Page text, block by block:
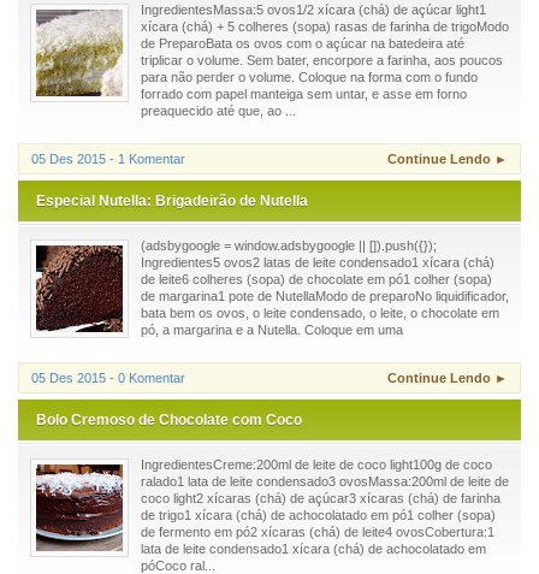
IngredientesMassa:5 ovos1/2 xícara (chá) de açúcar light1
xícara (chá) + 5 colheres (sopa) rasas de farinha de trigoModo
de PreparoBata os ovos com o açúcar na batedeira até
triplicar o volume. Sem bater, encorpore a farinha, aos poucos
para não perder o volume. Coloque na forma com o fundo
forrado com papel manteiga sem untar, e asse em forno
preaquecido até que, ao ...
05 Des 2015 - 1 Komentar Continue Lendo ►
Especial Nutella: Brigadeirão de Nutella
(adsbygoogle = window.adsbygoogle || []).push({});
Ingredientes5 ovos2 latas de leite condensado1 xícara (chá)
de leite6 colheres (sopa) de chocolate em pó1 colher (sopa)
de margarina1 pote de NutellaModo de preparoNo liquidificador,
bata bem os ovos, o leite condensado, o leite, o chocolate em
pó, a margarina e a Nutella. Coloque em uma
05 Des 2015 - 0 Komentar Continue Lendo ►
Bolo Cremoso de Chocolate com Coco
IngredientesCreme:200ml de leite de coco light100g de coco
ralado1 lata de leite condensado3 ovosMassa:200ml de leite de
coco light2 xícaras (chá) de açúcar3 xícaras (chá) de farinha
de trigo1 xícara (chá) de achocolatado em pó1 colher (sopa)
de fermento em pó2 xícaras (chá) de leite4 ovosCobertura:1
lata de leite condensado1 xícara (chá) de achocolatado em
póCoco ral...